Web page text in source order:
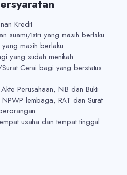
Kredit
suami/Istri yang masih berlaku
masih berlaku
yang sudah menikah
Cerai bagi yang berstatus
Perusahaan, NIB dan Bukti
NPWP lembaga, RAT dan Surat
usaha dan tempat tinggal